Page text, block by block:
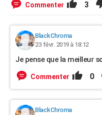
Commenter 3
BlackChroma
23 févr. 2019 à 18:12
Je pense que la meilleur
Commenter 0
BlackChroma